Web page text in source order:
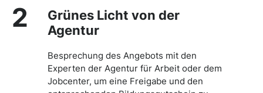
2
Grünes Licht von der
Agentur
Besprechung des Angebots mit den
Experten der Agentur für Arbeit oder dem
Jobcenter, um eine Freigabe und den